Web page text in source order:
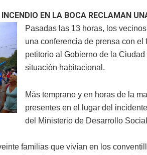
EN LA BOCA RECLAMAN
Pasadas las 13 horas, los
una conferencia de prensa con el
petitorio al Gobierno de la
situación habitacional.
Más temprano y en horas de la
presentes en el lugar del
del Ministerio de Desarrollo
familias que vivían en los